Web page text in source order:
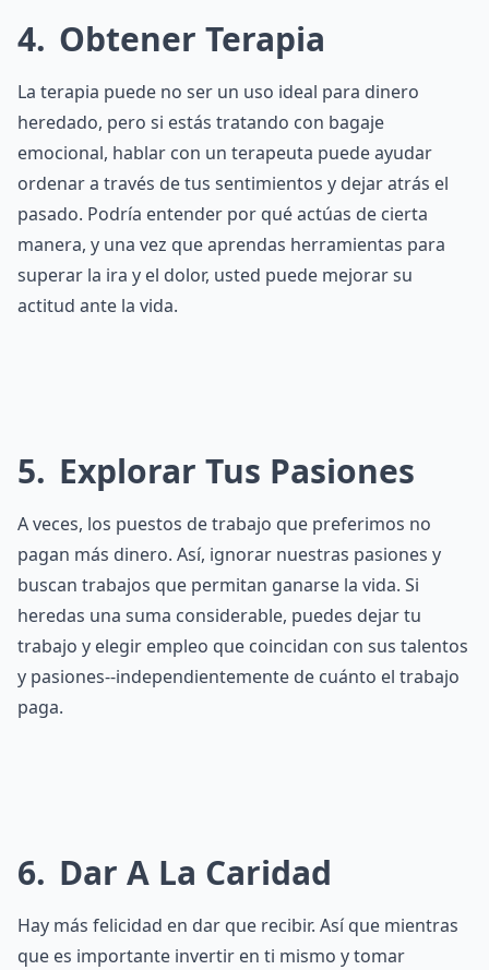
4 Obtener Terapia
La terapia puede no ser un uso ideal para dinero
heredado, pero si estás tratando con bagaje
emocional, hablar con un terapeuta puede ayudar
ordenar a través de tus sentimientos y dejar atrás el
pasado. Podría entender por qué actúas de cierta
manera, y una vez que aprendas herramientas para
superar la ira y el dolor, usted puede mejorar su
actitud ante la vida.
5 Explorar Tus Pasiones
A veces, los puestos de trabajo que preferimos no
pagan más dinero. Así, ignorar nuestras pasiones y
buscan trabajos que permitan ganarse la vida. Si
heredas una suma considerable, puedes dejar tu
trabajo y elegir empleo que coincidan con sus talentos
y pasiones--independientemente de cuánto el trabajo
paga.
6 Dar A La Caridad
Hay más felicidad en dar que recibir. Así que mientras
que es importante invertir en ti mismo y tomar